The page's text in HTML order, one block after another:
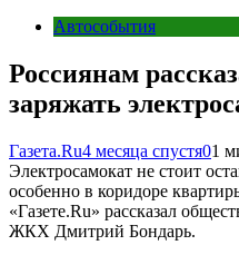
Автособытия
Россиянам
заряжать
Газета.Ru4 месяца спустя01
Электросамокат не стоит
особенно в коридоре
«Газете.Ru» рассказал
ЖКХ Дмитрий Бондарь.